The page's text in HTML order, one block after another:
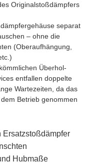
Originalstoßdämpfers
separat
– ohne die
(Oberaufhängung,
Überhol-
entfallen doppelte
Wartezeiten, da das
Betrieb genommen
Ersatzstoßdämpfer
Hubmaße